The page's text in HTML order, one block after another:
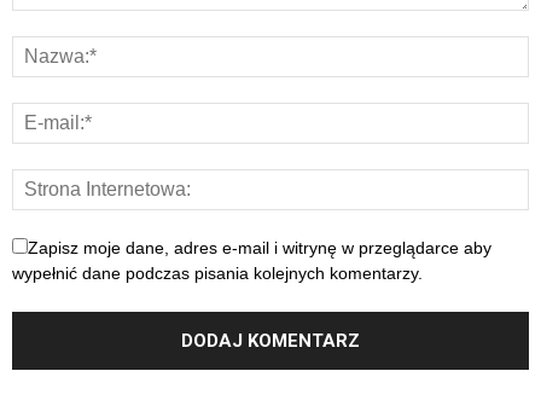
Zapisz moje dane, adres e-mail i witrynę w przeglądarce aby
wypełnić dane podczas pisania kolejnych komentarzy.